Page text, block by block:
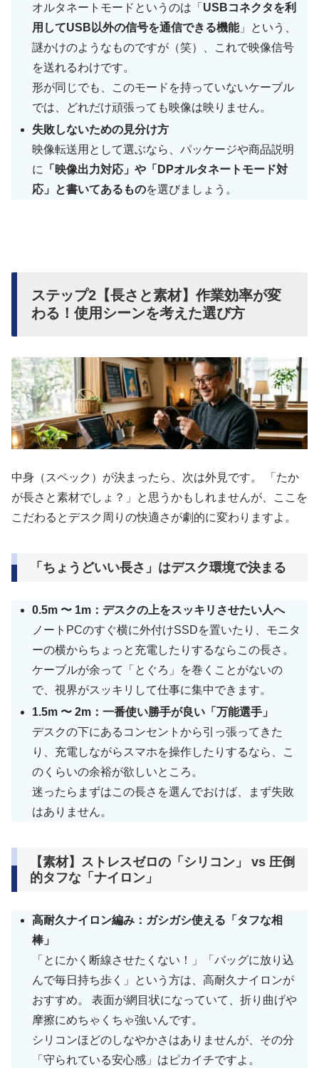
オルタネートモードというのは「 USBコネクタを利
用してUSB以外の信号を通信できる機能」という、
謎かけのようなものですが（笑）、これで映像信号
を送れるわけです。
形が同じでも、このモードを持っていないケーブル
では、どれだけ頑張っても映像は映りません。
失敗しないための見分け方
映像転送用として選ぶなら、パッケージや商品説明
に
「映像出力対応」や「DPオルタネートモード対
応」と書いてあるものを選びましょう。
ステップ2【長さと素材】作業効率が変
わる！使用シーンを考えた選び方
中身（スペック）が決まったら、次は外見です。 「たか
が長さと素材でしょ？」と思うかもしれませんが、ここを
こだわるとデスク周りの快適さが劇的に変わりますよ。
「ちょうどいい長さ」はデスク環境で決まる
0.5m 〜 1m：デスクの上をスッキリさせたい人へ
ノートPCのすぐ横に外付けSSDを置いたり、モニタ
ーの横からちょっと充電したりするならこの長さ。
ケーブルが余って「とぐろ」を巻くことがないの
で、視界がスッキリして仕事に集中できます。
1.5m 〜 2m：一番使い勝手が良い「万能選手」
デスクの下にあるコンセントから引っ張ってきた
り、充電しながらスマホを操作したりするなら、こ
のくらいの余裕が欲しいところ。
迷ったらまずはこの長さを選んでおけば、まず失敗
はありません。
【素材】ストレスゼロの「シリコン」 vs 圧倒
的タフな「ナイロン」
高耐久ナイロン編み：ガシガシ使える「タフな相
棒」
「とにかく断線させたくない！」「バッグに放り込
んで毎日持ち歩く」という方は、高耐久ナイロンが
おすすめ。 表面が網目状になっていて、折り曲げや
摩擦にめちゃくちゃ強いんです。
シリコンほどのしなやかさはありませんが、その分
「守られている安心感」はピカイチですよ。